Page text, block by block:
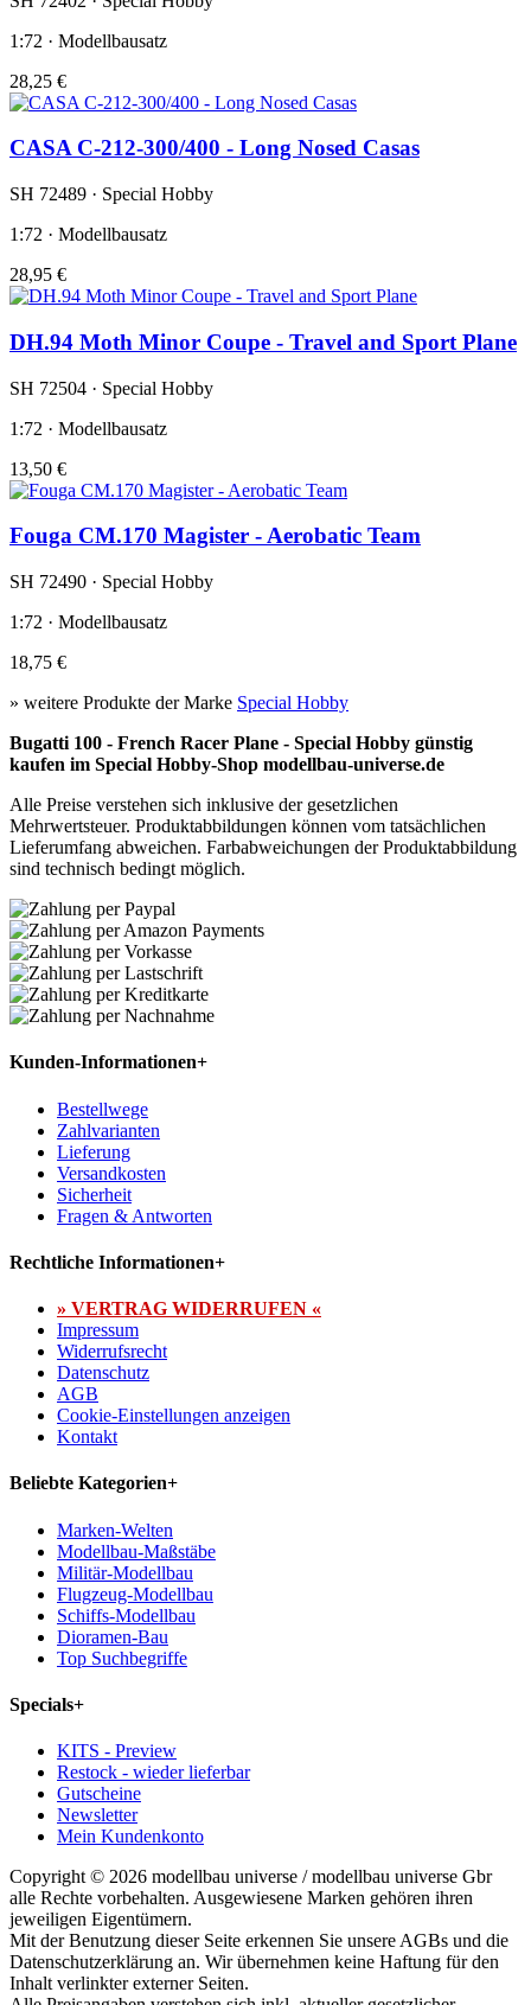
1:72 · Modellbausatz
28,25 €
CASA C-212-300/400 - Long Nosed Casas
SH 72489 · Special Hobby
1:72 · Modellbausatz
28,95 €
DH.94 Moth Minor Coupe - Travel and Sport Plane
SH 72504 · Special Hobby
1:72 · Modellbausatz
13,50 €
Fouga CM.170 Magister - Aerobatic Team
SH 72490 · Special Hobby
1:72 · Modellbausatz
18,75 €
» weitere Produkte der Marke Special Hobby
Bugatti 100 - French Racer Plane - Special Hobby günstig
kaufen im Special Hobby-Shop modellbau-universe.de
Alle Preise verstehen sich inklusive der gesetzlichen
Mehrwertsteuer. Produktabbildungen können vom tatsächlichen
Lieferumfang abweichen. Farbabweichungen der Produktabbildung
sind technisch bedingt möglich.
Kunden-Informationen+
Bestellwege
Zahlvarianten
Lieferung
Versandkosten
Sicherheit
Fragen & Antworten
Rechtliche Informationen+
» VERTRAG WIDERRUFEN «
Impressum
Widerrufsrecht
Datenschutz
AGB
Cookie-Einstellungen anzeigen
Kontakt
Beliebte Kategorien+
Marken-Welten
Modellbau-Maßstäbe
Militär-Modellbau
Flugzeug-Modellbau
Schiffs-Modellbau
Dioramen-Bau
Top Suchbegriffe
Specials+
KITS - Preview
Restock - wieder lieferbar
Gutscheine
Newsletter
Mein Kundenkonto
Copyright © 2026 modellbau universe / modellbau universe Gbr
alle Rechte vorbehalten. Ausgewiesene Marken gehören ihren
jeweiligen Eigentümern.
Mit der Benutzung dieser Seite erkennen Sie unsere AGBs und die
Datenschutzerklärung an. Wir übernehmen keine Haftung für den
Inhalt verlinkter externer Seiten.